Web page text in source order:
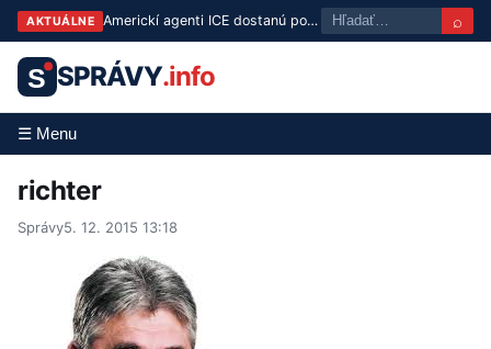
AKTUÁLNE Americkí agenti ICE dostanú povinne telové kamery už do konca leta ⌕
S SPRÁVY.info
☰ Menu
richter
Správy5. 12. 2015 13:18